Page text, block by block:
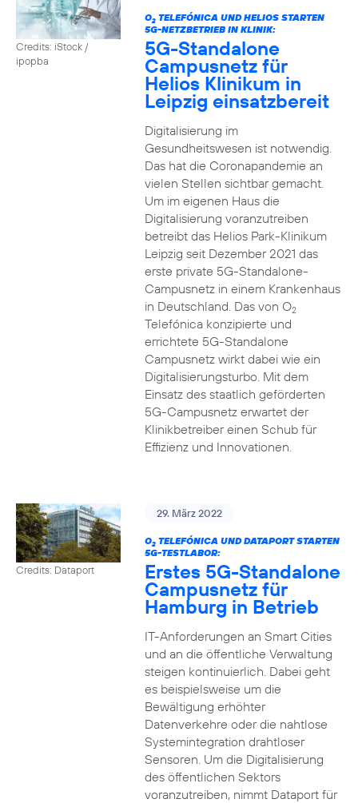
Credits: iStock /
ipopba
O2TELEFÓNICA UND HELIOS STARTEN
5G-NETZBETRIEB IN KLINIK:
5G-Standalone
Campusnetz für
Helios Klinikum in
Leipzig einsatzbereit
Digitalisierung im
Gesundheitswesen ist notwendig.
Das hat die Coronapandemie an
vielen Stellen sichtbar gemacht.
Um im eigenen Haus die
Digitalisierung voranzutreiben
betreibt das Helios Park-Klinikum
Leipzig seit Dezember 2021 das
erste private 5G-Standalone-
Campusnetz in einem Krankenhaus
in Deutschland. Das von O2
Telefónica konzipierte und
errichtete 5G-Standalone
Campusnetz wirkt dabei wie ein
Digitalisierungsturbo. Mit dem
Einsatz des staatlich geförderten
5G-Campusnetz erwartet der
Klinikbetreiber einen Schub für
Effizienz und Innovationen.
Credits: Dataport
29. März 2022
O2TELEFÓNICA UND DATAPORT STARTEN
5G-TESTLABOR:
Erstes 5G-Standalone
Campusnetz für
Hamburg in Betrieb
IT-Anforderungen an Smart Cities
und an die öffentliche Verwaltung
steigen kontinuierlich. Dabei geht
es beispielsweise um die
Bewältigung erhöhter
Datenverkehre oder die nahtlose
Systemintegration drahtloser
Sensoren. Um die Digitalisierung
des öffentlichen Sektors
voranzutreiben, nimmt Dataport für